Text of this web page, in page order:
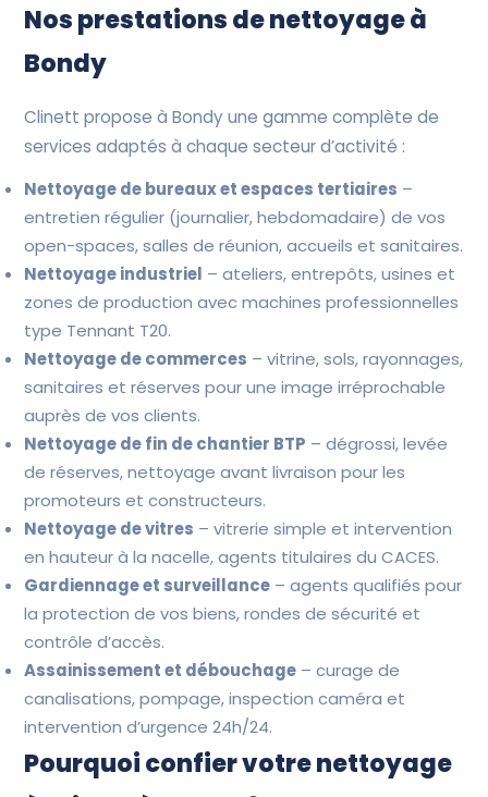
Nos prestations de nettoyage à
Bondy
Clinett propose à Bondy une gamme complète de
services adaptés à chaque secteur d’activité :
Nettoyage de bureaux et espaces tertiaires –
entretien régulier (journalier, hebdomadaire) de vos
open-spaces, salles de réunion, accueils et sanitaires.
Nettoyage industriel – ateliers, entrepôts, usines et
zones de production avec machines professionnelles
type Tennant T20.
Nettoyage de commerces – vitrine, sols, rayonnages,
sanitaires et réserves pour une image irréprochable
auprès de vos clients.
Nettoyage de fin de chantier BTP – dégrossi, levée
de réserves, nettoyage avant livraison pour les
promoteurs et constructeurs.
Nettoyage de vitres – vitrerie simple et intervention
en hauteur à la nacelle, agents titulaires du CACES.
Gardiennage et surveillance – agents qualifiés pour
la protection de vos biens, rondes de sécurité et
contrôle d’accès.
Assainissement et débouchage – curage de
canalisations, pompage, inspection caméra et
intervention d’urgence 24h/24.
Pourquoi confier votre nettoyage